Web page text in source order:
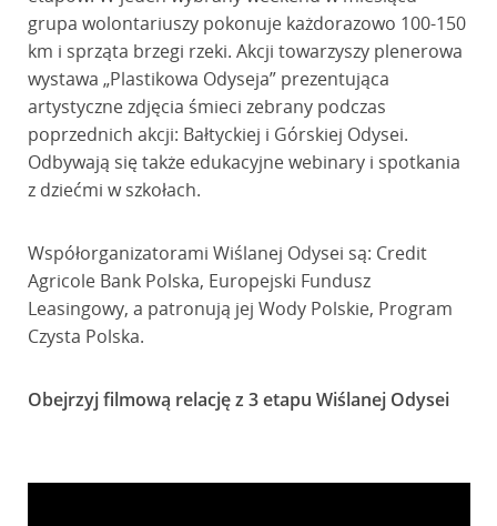
grupa wolontariuszy pokonuje każdorazowo 100-150
km i sprząta brzegi rzeki. Akcji towarzyszy plenerowa
wystawa „Plastikowa Odyseja” prezentująca
artystyczne zdjęcia śmieci zebrany podczas
poprzednich akcji: Bałtyckiej i Górskiej Odysei.
Odbywają się także edukacyjne webinary i spotkania
z dziećmi w szkołach.
Współorganizatorami Wiślanej Odysei są: Credit
Agricole Bank Polska, Europejski Fundusz
Leasingowy, a patronują jej Wody Polskie, Program
Czysta Polska.
Obejrzyj filmową relację z 3 etapu Wiślanej Odysei